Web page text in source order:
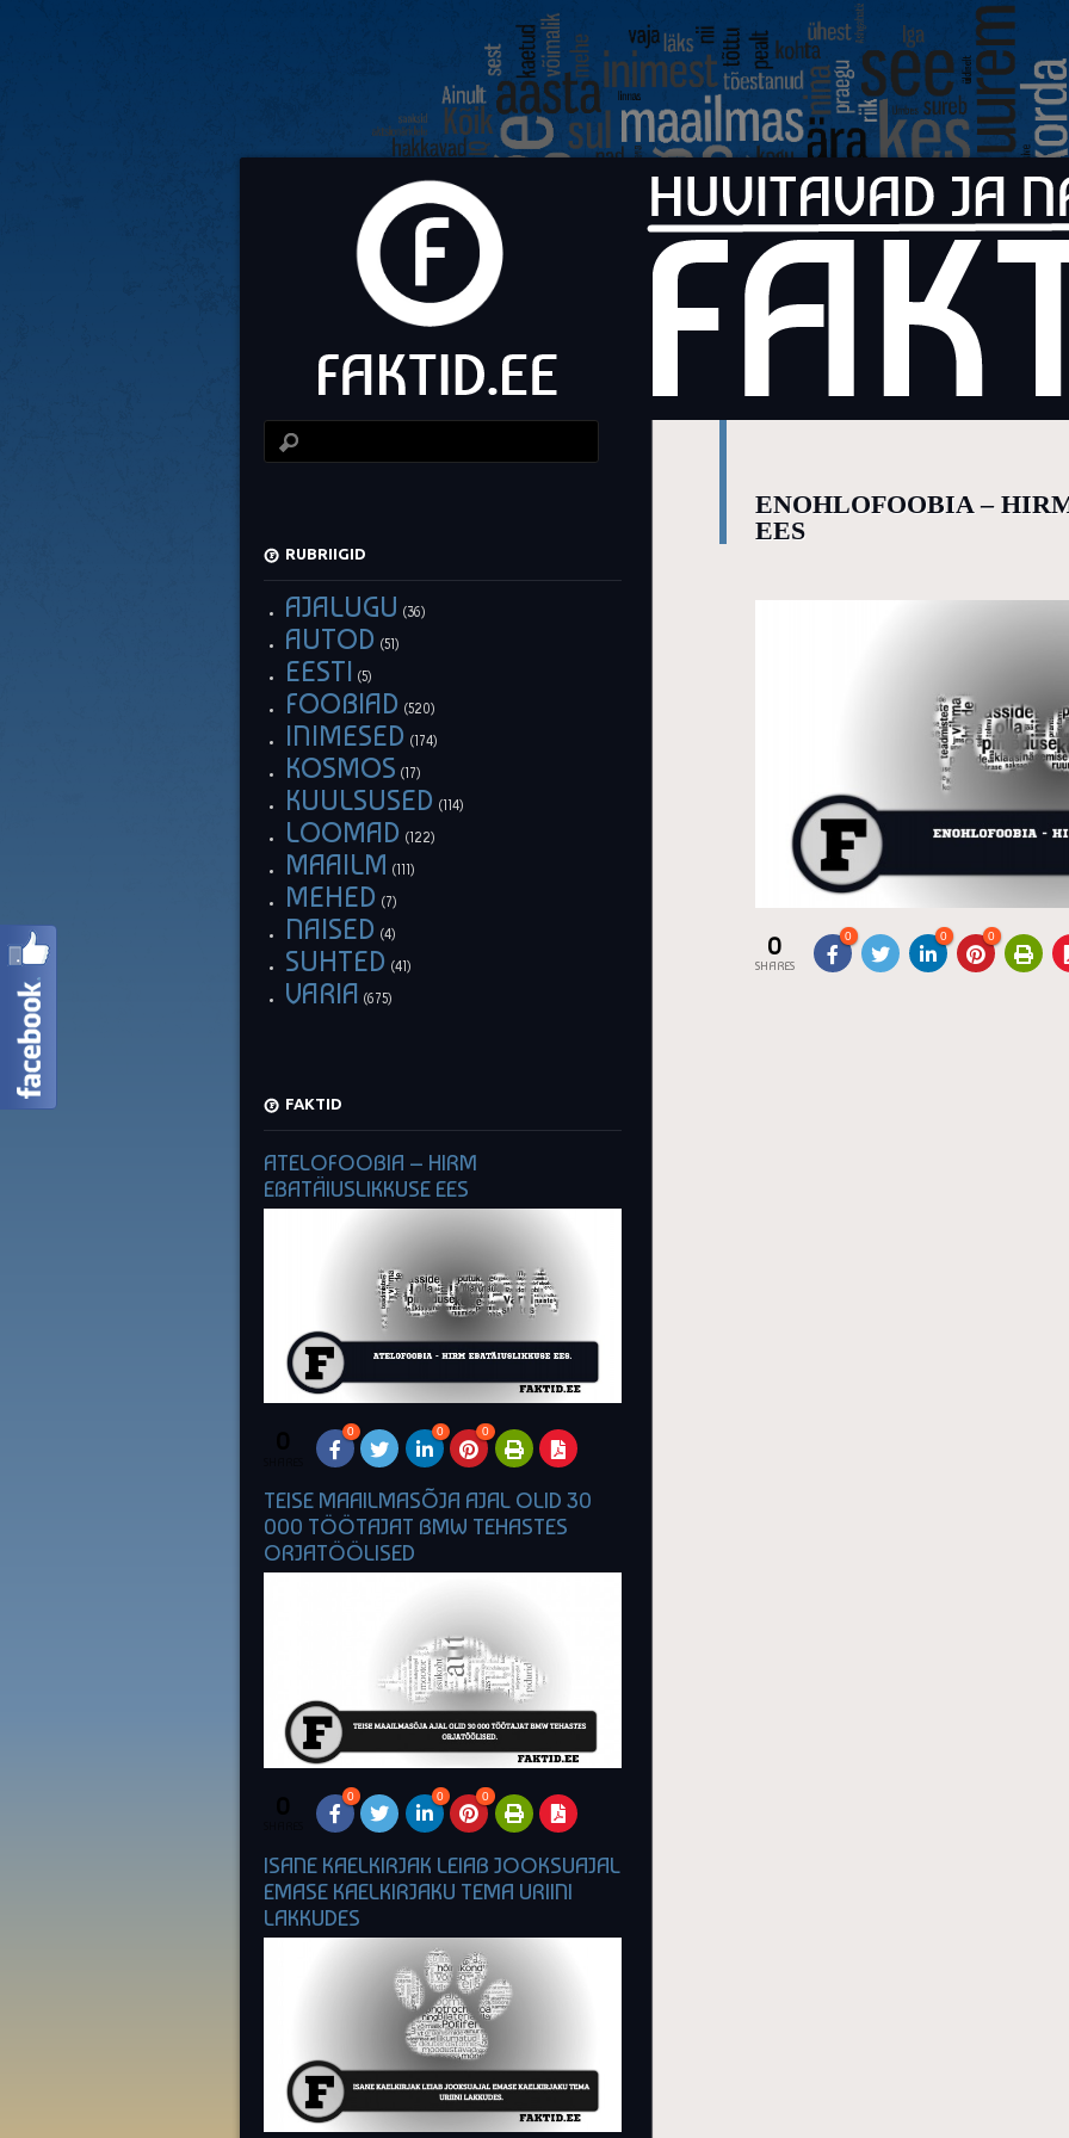
Faktid
Huvitavad ja naljakad faktid elust
ENOHLOFOOBIA –
EES
0
SHARES
0 0 0
RUBRIIGID
AJALUGU (36)
AUTOD (51)
EESTI (5)
FOOBIAD (520)
INIMESED (174)
KOSMOS (17)
KUULSUSED (114)
LOOMAD (122)
MAAILM (111)
MEHED (7)
NAISED (4)
SUHTED (41)
VARIA (675)
FAKTID
ATELOFOOBIA – HIRM
EBATÄIUSLIKKUSE EES
0 0 0 0
TEISE MAAILMASÕJA AJAL OLID 30
000 TÖÖTAJAT BMW TEHASTES
ORJATÖÖLISED
0 0 0 0
ISANE KAELKIRJAK LEIAB JOOKSUAJAL
EMASE KAELKIRJAKU TEMA URIINI
LAKKUDES